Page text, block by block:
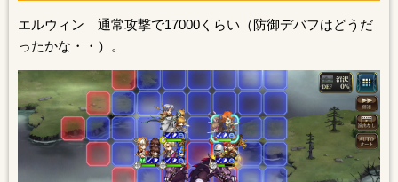
エルウィン 通常攻撃で17000くらい（防御デバフはどうだ
ったかな・・）。